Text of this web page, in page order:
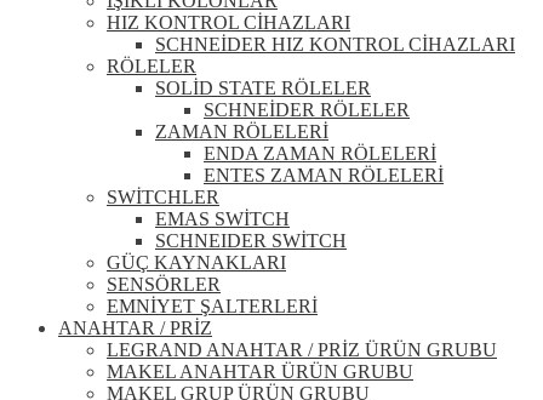
HIZ KONTROL CİHAZLARI
SCHNEİDER HIZ KONTROL CİHAZLARI
RÖLELER
SOLİD STATE RÖLELER
SCHNEİDER RÖLELER
ZAMAN RÖLELERİ
ENDA ZAMAN RÖLELERİ
ENTES ZAMAN RÖLELERİ
SWİTCHLER
EMAS SWİTCH
SCHNEIDER SWİTCH
GÜÇ KAYNAKLARI
SENSÖRLER
EMNİYET ŞALTERLERİ
ANAHTAR / PRİZ
LEGRAND ANAHTAR / PRİZ ÜRÜN GRUBU
MAKEL ANAHTAR ÜRÜN GRUBU
MAKEL GRUP ÜRÜN GRUBU